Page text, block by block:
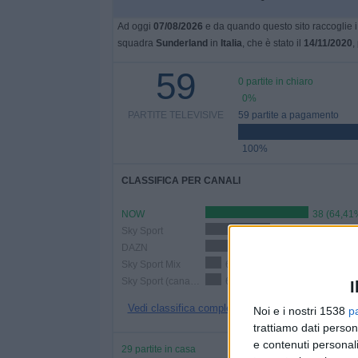
Noi e i nostri 1538
trattiamo dati
e contenuti
Ad oggi 07/08/2026 e da quando questo sito raccoglie
squadra Sunderland in Italia, che è stato il 14/11/2020,
59
PARTITE TELEVISIVE
0 partite in chiaro
0%
59 partite a pagamento
100%
CLASSIFICA PER CANALI
NOW
38
Sky Sport
DAZN
Sky Sport Mix
Vedi classifica completa
29 partite in casa